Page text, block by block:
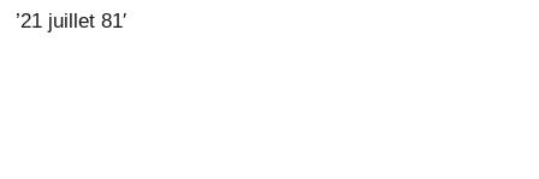
’21 juillet 81′